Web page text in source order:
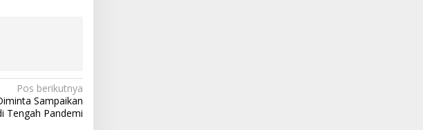
Pos berikutnya
Sampaikan
Tengah Pandemi